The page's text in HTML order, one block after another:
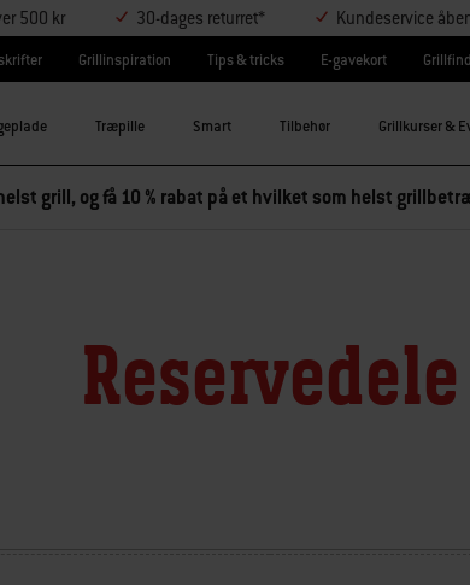
500 kr 30-dages returret* Kundeservice
Grillinspiration Tips & tricks E-gavekort
Træpille Smart Tilbehør Grillkurser &
grill, og få 10 % rabat på et hvilket som helst
Reservedele